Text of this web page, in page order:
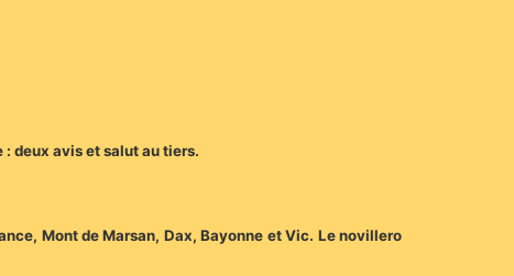
: deux avis et salut au tiers.
Mont de Marsan, Dax, Bayonne et Vic. Le novillero